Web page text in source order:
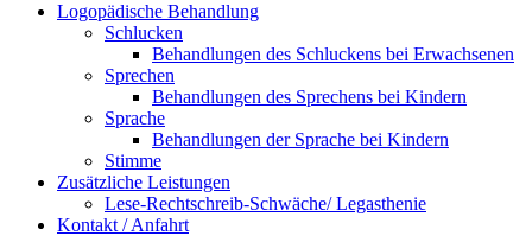
Logopädische Behandlung
Schlucken
Behandlungen des Schluckens bei Erwachsenen
Sprechen
Behandlungen des Sprechens bei Kindern
Sprache
Behandlungen der Sprache bei Kindern
Stimme
Zusätzliche Leistungen
Lese-Rechtschreib-Schwäche/ Legasthenie
Kontakt / Anfahrt